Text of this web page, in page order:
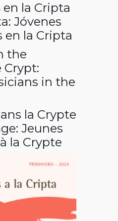
la Cripta
Jóvenes
en la Cripta
the
Crypt:
in the
la Crypte
Jeunes
la Crypte